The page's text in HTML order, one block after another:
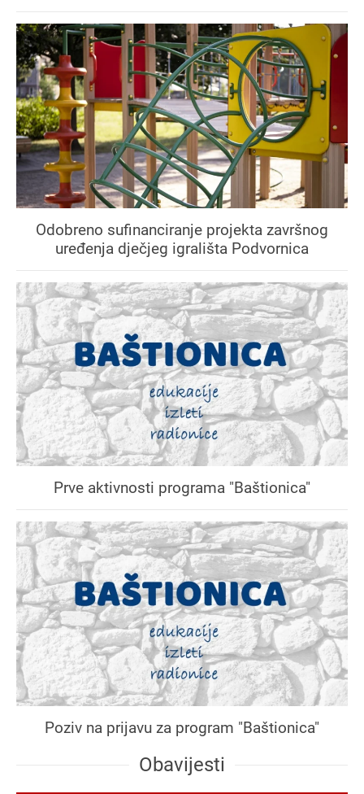
Odobreno sufinanciranje projekta završnog
uređenja dječjeg igrališta Podvornica
Prve aktivnosti programa "Baštionica"
Poziv na prijavu za program "Baštionica"
Obavijesti